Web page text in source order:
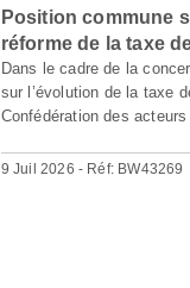
Position commune
réforme de la taxe
Dans le cadre de la
sur l’évolution de la taxe
Confédération des
9 Juil 2026 - Réf: BW43269